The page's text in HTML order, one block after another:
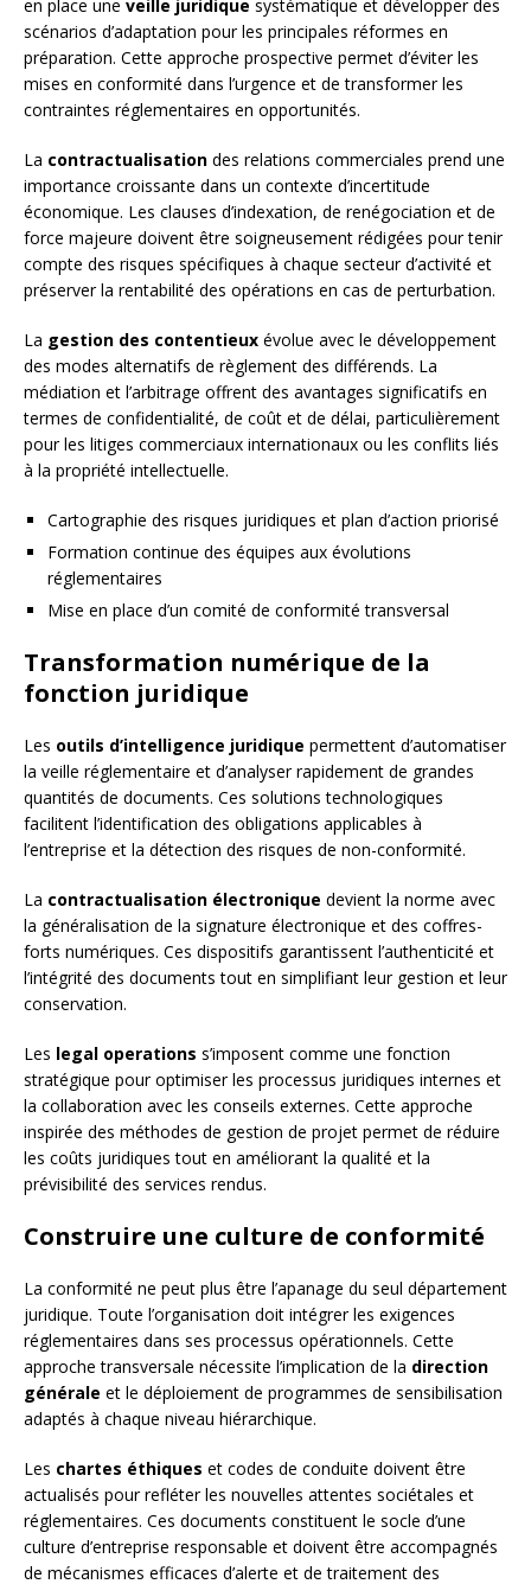
en place une veille juridique systématique et développer des
scénarios d’adaptation pour les principales réformes en
préparation. Cette approche prospective permet d’éviter les
mises en conformité dans l’urgence et de transformer les
contraintes réglementaires en opportunités.
La contractualisation des relations commerciales prend une
importance croissante dans un contexte d’incertitude
économique. Les clauses d’indexation, de renégociation et de
force majeure doivent être soigneusement rédigées pour tenir
compte des risques spécifiques à chaque secteur d’activité et
préserver la rentabilité des opérations en cas de perturbation.
La gestion des contentieux évolue avec le développement
des modes alternatifs de règlement des différends. La
médiation et l’arbitrage offrent des avantages significatifs en
termes de confidentialité, de coût et de délai, particulièrement
pour les litiges commerciaux internationaux ou les conflits liés
à la propriété intellectuelle.
Cartographie des risques juridiques et plan d’action priorisé
Formation continue des équipes aux évolutions
réglementaires
Mise en place d’un comité de conformité transversal
Transformation numérique de la
fonction juridique
Les outils d’intelligence juridique permettent d’automatiser
la veille réglementaire et d’analyser rapidement de grandes
quantités de documents. Ces solutions technologiques
facilitent l’identification des obligations applicables à
l’entreprise et la détection des risques de non-conformité.
La contractualisation électronique devient la norme avec
la généralisation de la signature électronique et des coffres-
forts numériques. Ces dispositifs garantissent l’authenticité et
l’intégrité des documents tout en simplifiant leur gestion et leur
conservation.
Les legal operations s’imposent comme une fonction
stratégique pour optimiser les processus juridiques internes et
la collaboration avec les conseils externes. Cette approche
inspirée des méthodes de gestion de projet permet de réduire
les coûts juridiques tout en améliorant la qualité et la
prévisibilité des services rendus.
Construire une culture de conformité
La conformité ne peut plus être l’apanage du seul département
juridique. Toute l’organisation doit intégrer les exigences
réglementaires dans ses processus opérationnels. Cette
approche transversale nécessite l’implication de la direction
générale et le déploiement de programmes de sensibilisation
adaptés à chaque niveau hiérarchique.
Les chartes éthiques et codes de conduite doivent être
actualisés pour refléter les nouvelles attentes sociétales et
réglementaires. Ces documents constituent le socle d’une
culture d’entreprise responsable et doivent être accompagnés
de mécanismes efficaces d’alerte et de traitement des